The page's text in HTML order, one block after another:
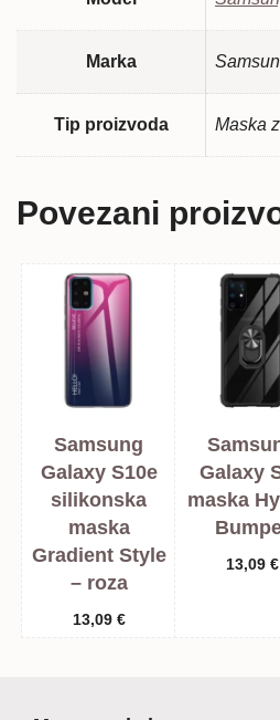
Marka
Tip proizvoda Maska
Povezani
Samsung
Galaxy S10e
silikonska
maska
Gradient Style
– roza
13,09 €
Galaxy
maska
13,09 €